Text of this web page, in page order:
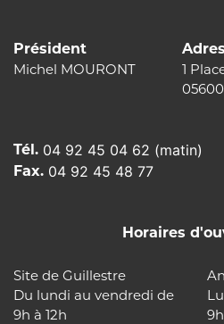
Président
Michel MOURONT
1
Tél. 04 92 45 04 62 (matin)
Fax. 04 92 45 48 77
Horaires
Site de Guillestre
Du lundi au vendredi de
9h à 12h